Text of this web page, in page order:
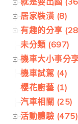
居家裝潢 (8)
有趣的分享
未分類 (697)
機車大小事分
機車試駕 (4)
櫻花廚藝 (1)
汽車相關 (25)
活動體驗 (475)